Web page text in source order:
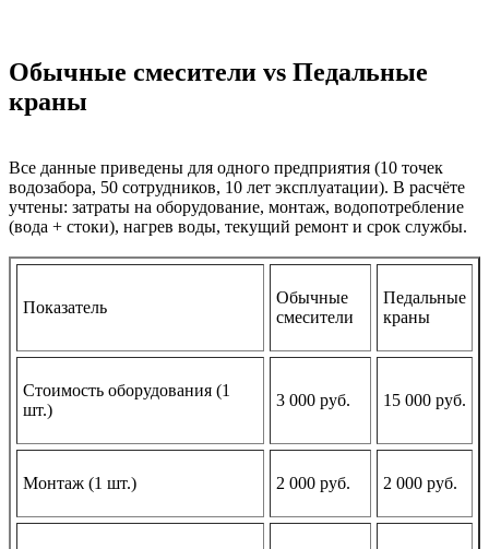
Обычные смесители vs Педальные
краны
Все данные приведены для одного предприятия (10 точек
водозабора, 50 сотрудников, 10 лет эксплуатации). В расчёте
учтены: затраты на оборудование, монтаж, водопотребление
(вода + стоки), нагрев воды, текущий ремонт и срок службы.
Показатель
Обычные
смесители
Педальные
краны
Стоимость оборудования (1
шт.)
3 000 руб. 15 000 руб.
Монтаж (1 шт.) 2 000 руб. 2 000 руб.